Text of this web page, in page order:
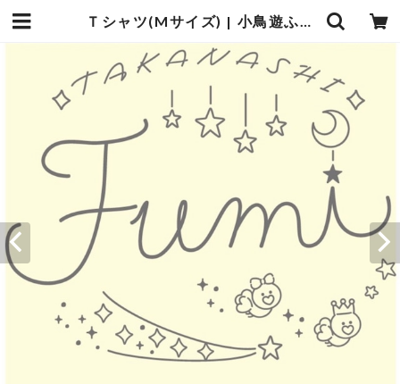
Ｔシャツ(Mサイズ) | 小鳥遊ふみ オンラインショップ